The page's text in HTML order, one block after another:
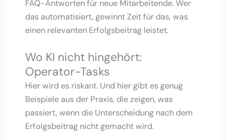
FAQ-Antworten für neue Mitarbeitende. Wer
das automatisiert, gewinnt Zeit für das, was
einen relevanten Erfolgsbeitrag leistet.
Wo KI nicht hingehört:
Operator-Tasks
Hier wird es riskant. Und hier gibt es genug
Beispiele aus der Praxis, die zeigen, was
passiert, wenn die Unterscheidung nach dem
Erfolgsbeitrag nicht gemacht wird.